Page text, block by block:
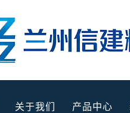
关于我们 产品中心